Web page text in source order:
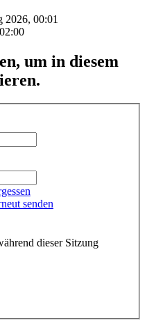
2026, 00:01
um in diesem
senden
dieser Sitzung